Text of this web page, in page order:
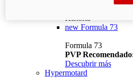
Historia
new Formula 73
Formula 73
PVP
Descubrir más
Hypermotard